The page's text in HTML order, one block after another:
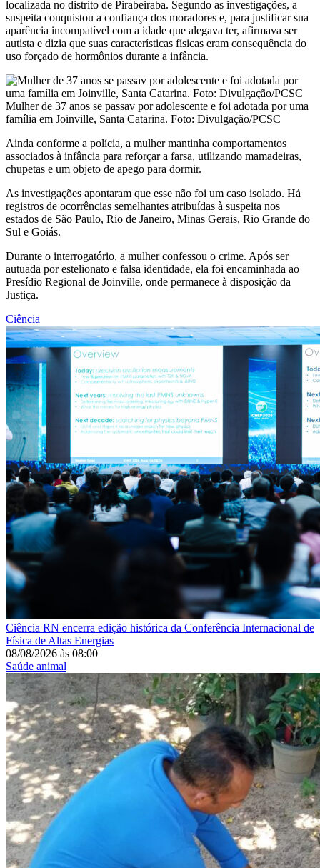
localizada no distrito de Pirabeiraba. Segundo as investigações, a
suspeita conquistou a confiança dos moradores e, para justificar sua
aparência incompatível com a idade que alegava ter, afirmava ser
autista e dizia que suas características físicas eram consequência do
uso forçado de hormônios durante a infância.
Mulher de 37 anos se passav por adolescente e foi adotada por uma
família em Joinville, Santa Catarina. Foto: Divulgação/PCSC
Ainda conforme a polícia, a mulher mantinha comportamentos
associados à infância para reforçar a farsa, utilizando mamadeiras,
chupetas e um objeto de apego para dormir.
As investigações apontaram que esse não foi um caso isolado. Há
registros de ocorrências semelhantes atribuídas à suspeita nos
estados de São Paulo, Rio de Janeiro, Minas Gerais, Rio Grande do
Sul e Goiás.
Durante o interrogatório, a mulher confessou o crime. Após ser
autuada por estelionato e falsa identidade, ela foi encaminhada ao
Presídio Regional de Joinville, onde permanece à disposição da
Justiça.
Ciência
Ciência RN encerra edição histórica da Conferência Internacional de
Física de Altas Energias
08/08/2026 às 08:00
Saúde animal